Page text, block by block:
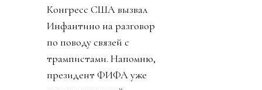
Конгресс США вызвал
Инфантино на разговор
по поводу связей с
трампистами. Напомню,
президент ФИФА уже